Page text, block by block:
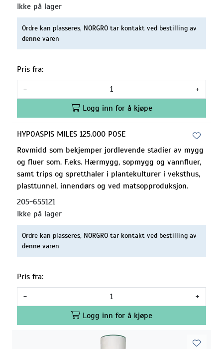
Ikke på lager
Ordre kan plasseres, NORGRO tar kontakt ved bestilling av
denne varen
Pris fra:
-
+
Logg inn for å kjøpe
HYPOASPIS MILES 125.000 POSE
Rovmidd som bekjemper jordlevende stadier av mygg
og fluer som. F.eks. Hærmygg, sopmygg og vannfluer,
samt trips og spretthaler i plantekulturer i veksthus,
plasttunnel, innendørs og ved matsopproduksjon.
205-655121
Ikke på lager
Ordre kan plasseres, NORGRO tar kontakt ved bestilling av
denne varen
Pris fra:
-
+
Logg inn for å kjøpe